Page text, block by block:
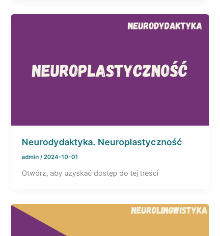
Neurodydaktyka. Neuroplastyczność
admin /2024-10-01
Otwórz, aby uzyskać dostęp do tej treści